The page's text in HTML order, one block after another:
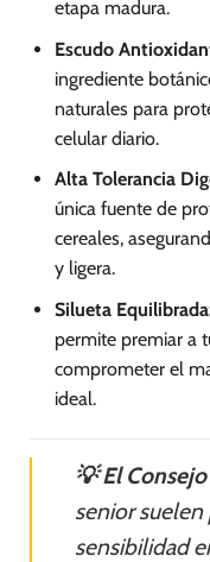
etapa madura.
Escudo
ingrediente
naturales para
celular diario.
Alta Tolerancia
única fuente de
cereales,
y ligera.
Silueta
permite premiar a
comprometer el
ideal.
💡 El
senior
sensibilidad